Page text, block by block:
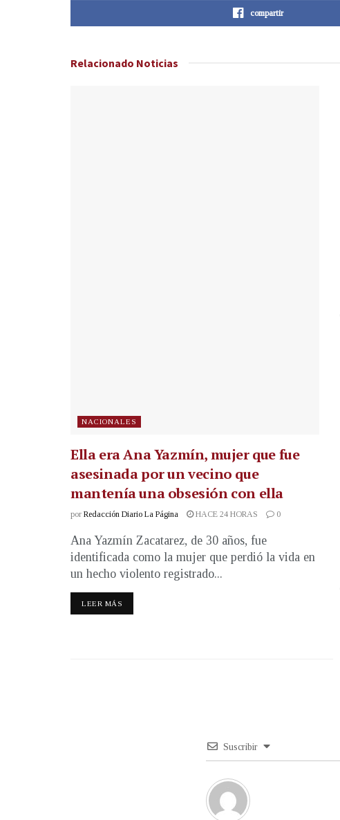
compartir
Relacionado Noticias
NACIONALES
Ella era Ana Yazmín, mujer que fue
asesinada por un vecino que
mantenía una obsesión con ella
por Redacción Diario La Página HACE 24 HORAS 0
Ana Yazmín Zacatarez, de 30 años, fue
identificada como la mujer que perdió la vida en
un hecho violento registrado...
LEER MÁS
Suscribir